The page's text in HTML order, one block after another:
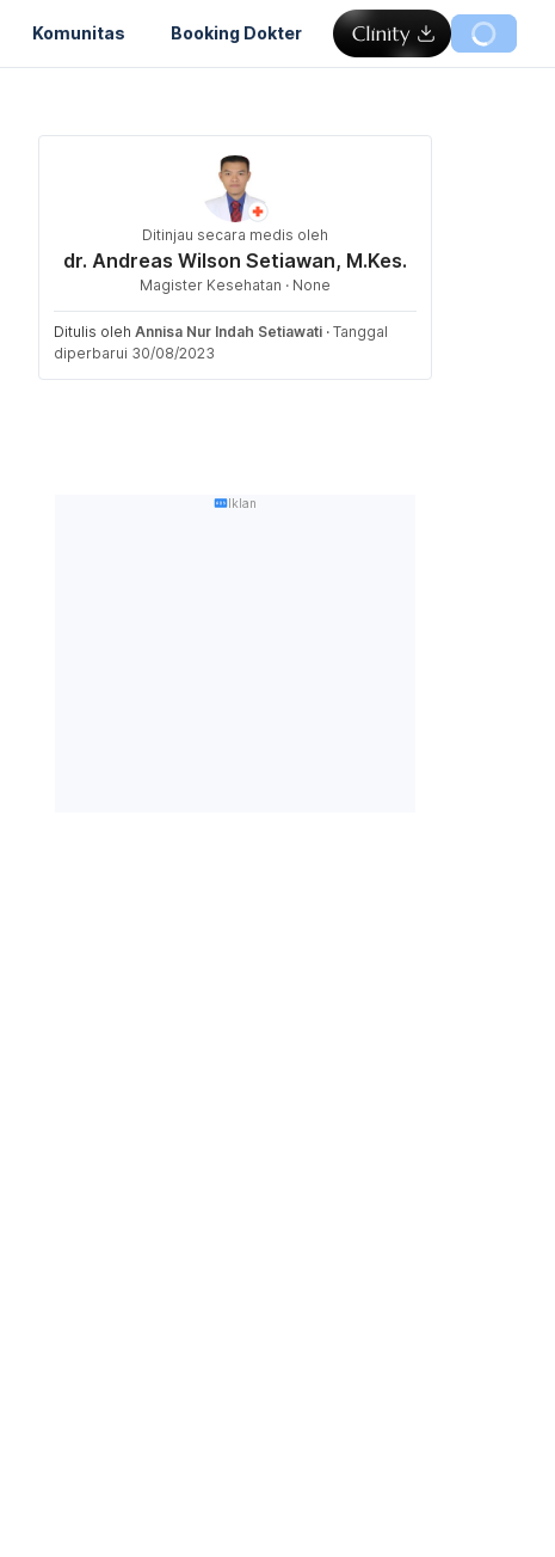
Komunitas Booking Dokter
Ditinjau secara medis oleh
dr. Andreas Wilson Setiawan, M.Kes.
Magister Kesehatan · None
Ditulis oleh Annisa Nur Indah Setiawati · Tanggal
diperbarui 30/08/2023
Iklan